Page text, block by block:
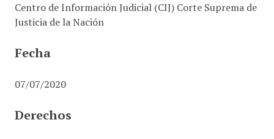
Centro de Información Judicial (CIJ) Corte Suprema de
Justicia de la Nación
Fecha
07/07/2020
Derechos